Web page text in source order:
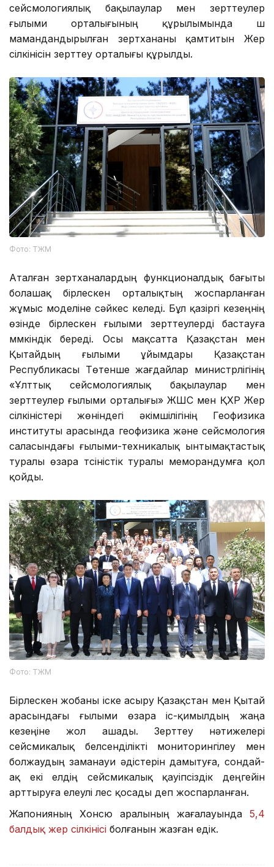
сейсмологиялық бақылаулар мен зерттеулер
ғылыми орталығының құрылымында үш
мамандандырылған зертхананы қамтитын Жер
сілкінісін зерттеу орталығы құрылды.
Фото: ТЖМ
Аталған зертханалардың функционалдық бағыты
болашақ бірлескен орталықтың жоспарланған
жұмыс моделіне сәйкес келеді. Бұл қазіргі кезеңнің
өзінде бірлескен ғылыми зерттеулерді бастауға
мүмкіндік береді. Осы мақсатта Қазақстан мен
Қытайдың ғылыми ұйымдары Қазақстан
Республикасы Төтенше жағдайлар министрлігінің
«Ұлттық сейсмологиялық бақылаулар мен
зерттеулер ғылыми орталығы» ЖШС мен ҚХР Жер
сілкіністері жөніндегі әкімшілігінің Геофизика
институты арасында геофизика және сейсмология
саласындағы ғылыми-техникалық ынтымақтастық
туралы өзара түсіністік туралы меморандумға қол
қойды.
Фото: ТЖМ
Бірлескен жобаны іске асыру Қазақстан мен Қытай
арасындағы ғылыми өзара іс-қимылдың жаңа
кезеңіне жол ашады. Зерттеу нәтижелері
сейсмикалық белсенділікті мониторингілеу мен
болжаудың заманауи әдістерін дамытуға, сондай-
ақ екі елдің сейсмикалық қауіпсіздік деңгейін
арттыруға елеулі үлес қосады деп жоспарланған.
Жапонияның Хонсю аралының жағалауында 5,4
балдық жер сілкінісі болғанын жазған едік.